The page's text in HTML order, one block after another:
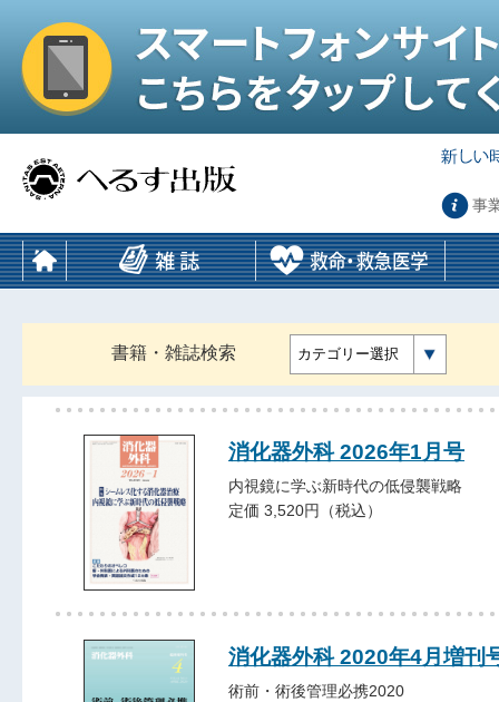
事
書籍・雑誌検索 カテゴリー選択
消化器外科 2026年1月号
内視鏡に学ぶ新時代の低侵襲戦略
定価 3,520円（税込）
消化器外科 2020年4月増刊
術前・術後管理必携2020